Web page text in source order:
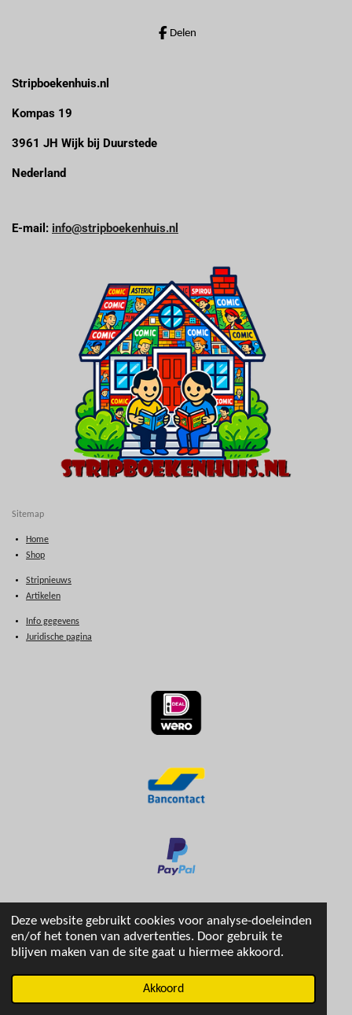
Deze website gebruikt cookies voor analyse-doeleinden
en/of het tonen van advertenties. Door gebruik te
blijven maken van de site gaat u hiermee akkoord.
Akkoord
Delen
Stripboekenhuis.nl
Kompas 19
3961 JH Wijk bij Duurstede
Nederland
E-mail: info@stripboekenhuis.nl
Sitemap
Home
Shop
Stripnieuws
Artikelen
Info gegevens
Juridische pagina